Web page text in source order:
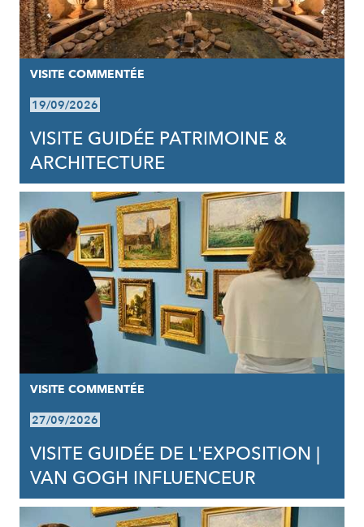
VISITE COMMENTÉE
19/09/2026
VISITE GUIDÉE PATRIMOINE &
ARCHITECTURE
VISITE COMMENTÉE
27/09/2026
VISITE GUIDÉE DE L'EXPOSITION |
VAN GOGH INFLUENCEUR